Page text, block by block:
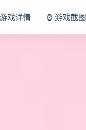
游戏详情 ⌚ 游戏截图